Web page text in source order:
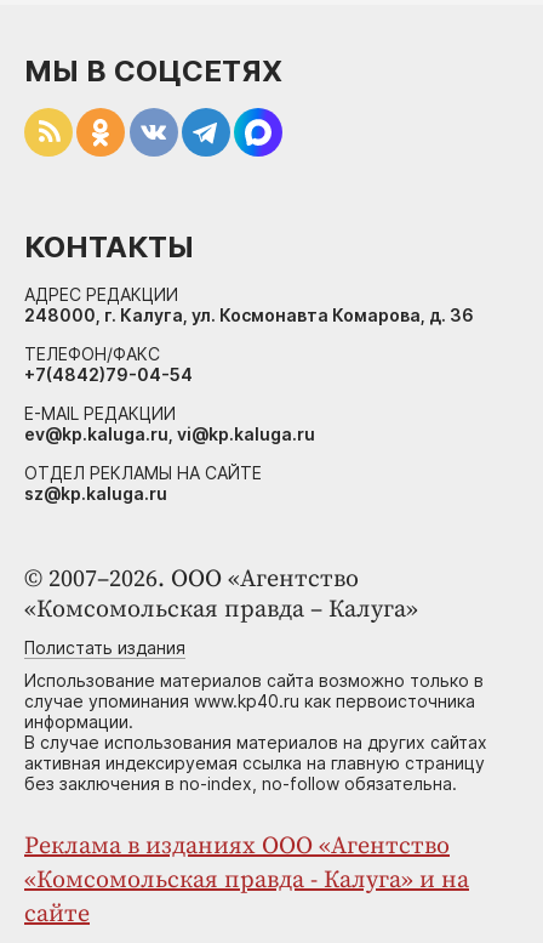
© 2007–2026. ООО «Агентство
«Комсомольская правда – Калуга»
Полистать издания
Использование материалов сайта возможно только в
случае упоминания www.kp40.ru как первоисточника
информации.
В случае использования материалов на других сайтах
активная индексируемая ссылка на главную страницу
без заключения в no-index, no-follow обязательна.
Реклама в изданиях ООО «Агентство
«Комсомольская правда - Калуга» и на
сайте
МЫ В СОЦСЕТЯХ
КОНТАКТЫ
АДРЕС РЕДАКЦИИ
248000, г. Калуга, ул. Космонавта Комарова, д. 36
ТЕЛЕФОН/ФАКС
+7(4842)79-04-54
E-MAIL РЕДАКЦИИ
ev@kp.kaluga.ru, vi@kp.kaluga.ru
ОТДЕЛ РЕКЛАМЫ НА САЙТЕ
sz@kp.kaluga.ru